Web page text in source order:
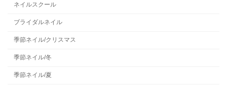
ネイルスクール
ブライダルネイル
季節ネイル/クリスマス
季節ネイル/冬
季節ネイル/夏